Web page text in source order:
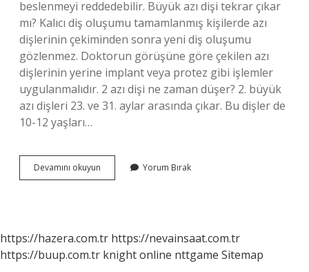
beslenmeyi reddedebilir. Büyük azı dişi tekrar çıkar
mı? Kalıcı diş oluşumu tamamlanmış kişilerde azı
dişlerinin çekiminden sonra yeni diş oluşumu
gözlenmez. Doktorun görüşüne göre çekilen azı
dişlerinin yerine implant veya protez gibi işlemler
uygulanmalıdır. 2 azı dişi ne zaman düşer? 2. büyük
azı dişleri 23. ve 31. aylar arasında çıkar. Bu dişler de
10-12 yaşları…
Devamını okuyun
Azı
Yorum Bırak
https://hazera.com.tr https://nevainsaat.com.tr
https://buup.com.tr knight online nttgame Sitemap